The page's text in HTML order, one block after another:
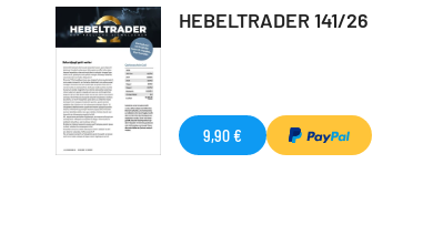
HEBELTRADER 141/26
9,90 €